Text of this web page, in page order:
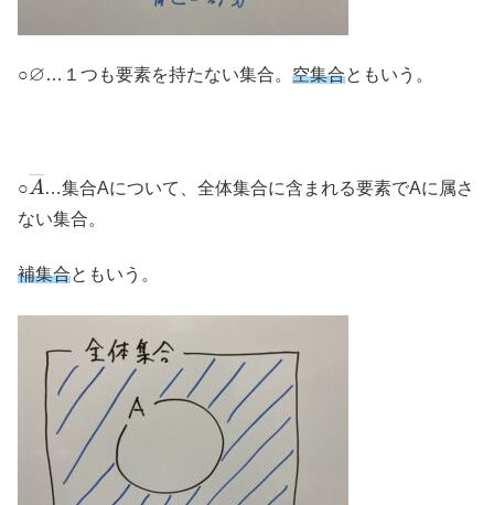
○
∅
…１つも要素を持たない集合。 空集合ともいう。
○
A―
…集合Aについて、全体集合に含まれる要素でAに属さ
ない集合。
補集合ともいう。